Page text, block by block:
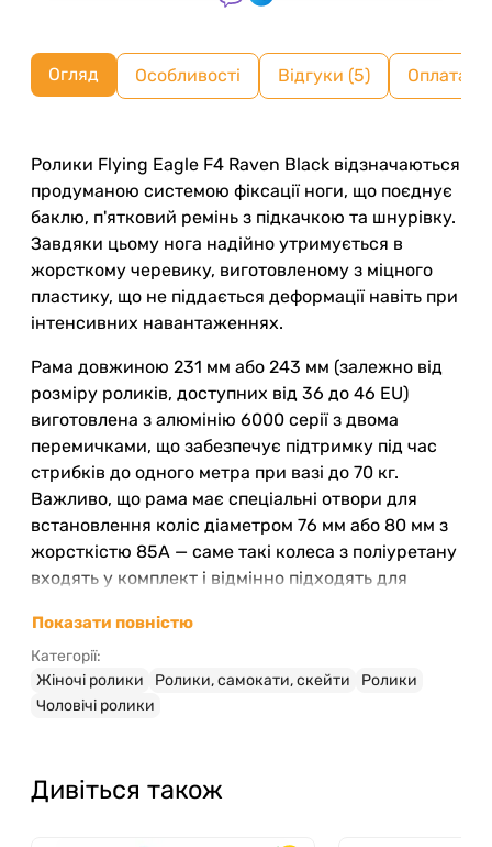
Огляд Особливості Відгуки (5) Оплата
Ролики Flying Eagle F4 Raven Black відзначаються
продуманою системою фіксації ноги, що поєднує
баклю, п'ятковий ремінь з підкачкою та шнурівку.
Завдяки цьому нога надійно утримується в
жорсткому черевику, виготовленому з міцного
пластику, що не піддається деформації навіть при
інтенсивних навантаженнях.
Рама довжиною 231 мм або 243 мм (залежно від
розміру роликів, доступних від 36 до 46 EU)
виготовлена з алюмінію 6000 серії з двома
перемичками, що забезпечує підтримку під час
стрибків до одного метра при вазі до 70 кг.
Важливо, що рама має спеціальні отвори для
встановлення коліс діаметром 76 мм або 80 мм з
жорсткістю 85A — саме такі колеса з поліуретану
входять у комплект і відмінно підходять для
містом.
Особливості конструкції та
комфорт
Thermofit із м’яким наповнювачем, що поступово
прийме індивідуальні контури стопи, знижуючи
Показати повністю
Категорії:
Жіночі ролики
Ролики, самокати, скейти
Ролики
Чоловічі ролики
Дивіться також